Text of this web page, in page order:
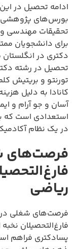
ادامه تحصیل در این
بورس‌های پژوهشی
برای دانشجویان
دکتری در
تحصیل در رشته
تورنتو و بریتیش
کانادا به دلیل
آسان و جو آرام و
استعدادی است که
در یک نظام
فرصت‌های
ریاضی
فرصت‌های شغلی در
فارغ‌التحصیلان
پسادکتری فراهم